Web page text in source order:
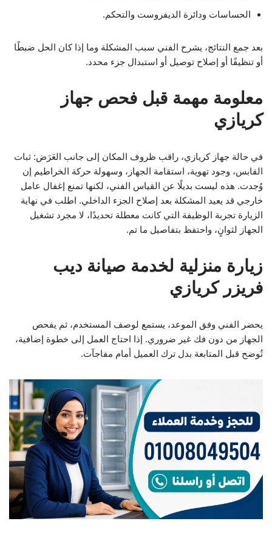
الحساسات ودائرة الديفروست والتحكم.
بعد جمع النتائج، يشرح الفني سبب المشكلة وما إذا كان الحل ضبطًا
أو تنظيفًا أو إصلاح توصيل أو استبدال جزء محدد.
معلومة مهمة قبل فحص جهاز
كريازي
في حالة جهاز كريازي، راقب ظروف المكان إلى جانب العَرَض: ثبات
القابس، وجود تهوية، استقامة الجهاز، وسهولة حركة الخراطيم إن
وُجدت. هذه ليست بديلًا عن القياس الفني، لكنها تمنع إغفال عامل
خارجي قد يعيد المشكلة بعد إصلاح الجزء الداخلي. اطلب في نهاية
الزيارة تجربة الوظيفة التي كانت معطلة تحديدًا، لا مجرد تشغيل
الجهاز لثوانٍ، واحتفظ بتفاصيل ما تم.
زيارة منزلية لخدمة صيانة ديب
فريزر كريازي
يحضر الفني وفق الموعد، يستمع لوصف المستخدم، ثم يفحص
الجهاز من دون فك غير ضروري. إذا احتاج العمل إلى خطوة إضافية،
تُوضح قبل المتابعة بدل ترك العميل أمام مفاجآت.